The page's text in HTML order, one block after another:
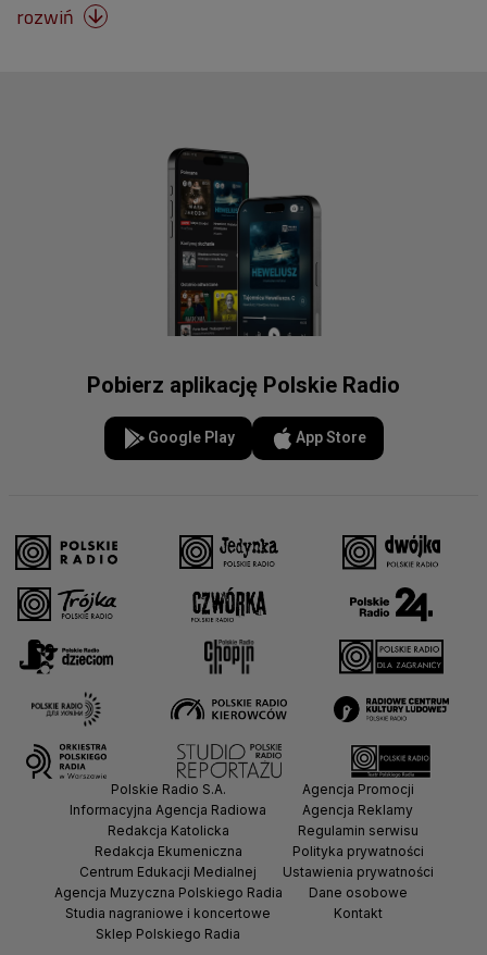
rozwiń 
Pobierz aplikację Polskie Radio
Google Play App Store
Polskie Radio S.A.
Informacyjna Agencja Radiowa
Redakcja Katolicka
Redakcja Ekumeniczna
Centrum Edukacji Medialnej
Agencja Muzyczna Polskiego Radia
Studia nagraniowe i koncertowe
Sklep Polskiego Radia
Agencja Promocji
Agencja Reklamy
Regulamin serwisu
Polityka prywatności
Ustawienia prywatności
Dane osobowe
Kontakt